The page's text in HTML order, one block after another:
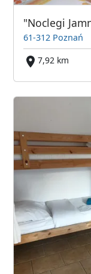
"Noclegi
61-312 Poznań
7,92 km